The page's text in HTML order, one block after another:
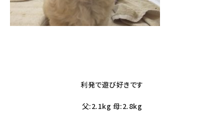
利発で遊び好きです
父:2.1kg 母:2.8kg